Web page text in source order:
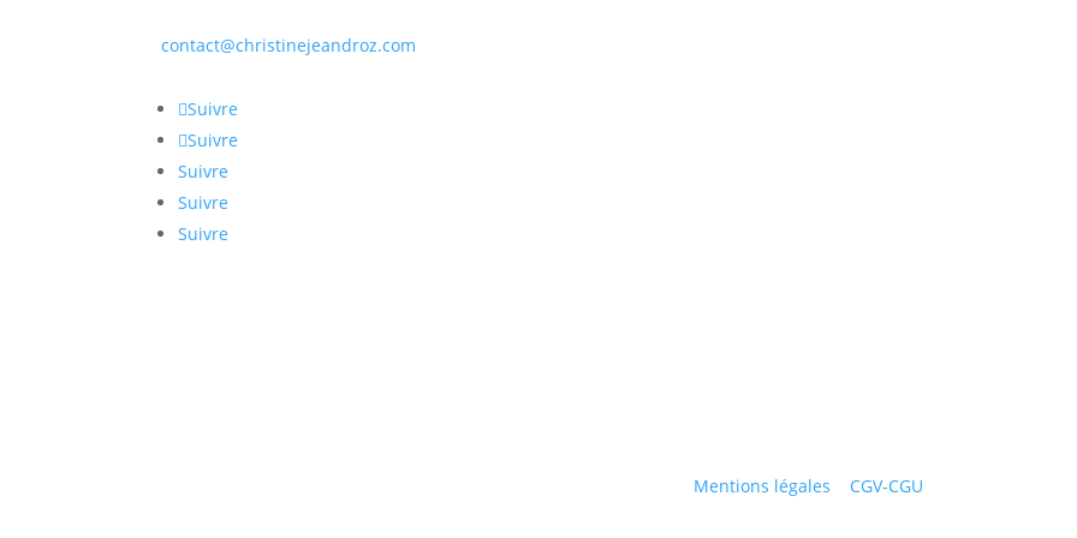
contact@christinejeandroz.com
Suivre
Suivre
Suivre
Suivre
Suivre
Mentions légales CGV-CGU